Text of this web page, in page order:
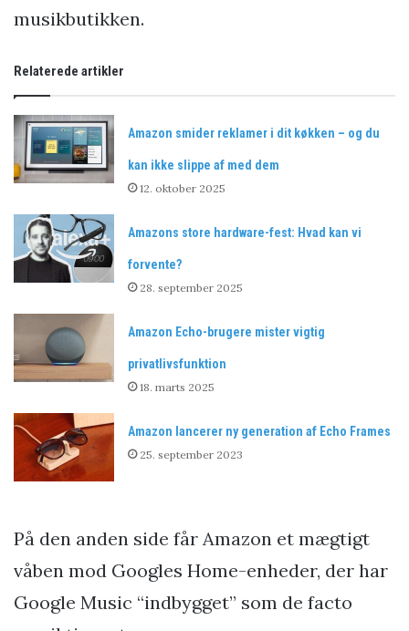
musikbutikken.
Relaterede artikler
Amazon smider reklamer i dit køkken – og du
kan ikke slippe af med dem
12. oktober 2025
Amazons store hardware-fest: Hvad kan vi
forvente?
28. september 2025
Amazon Echo-brugere mister vigtig
privatlivsfunktion
18. marts 2025
Amazon lancerer ny generation af Echo Frames
25. september 2023
På den anden side får Amazon et mægtigt
våben mod Googles Home-enheder, der har
Google Music “indbygget” som de facto